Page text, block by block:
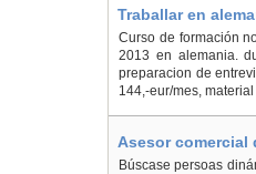
Traballar en
Curso de formación
2013 en alemania.
preparacion de
144,-eur/mes,
Asesor comercial
Búscase persoas